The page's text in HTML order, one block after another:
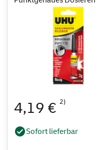
4,19 € 2)
Sofort lieferbar